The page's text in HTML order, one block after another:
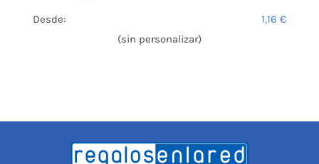
Desde: 1,16 €
(sin personalizar)